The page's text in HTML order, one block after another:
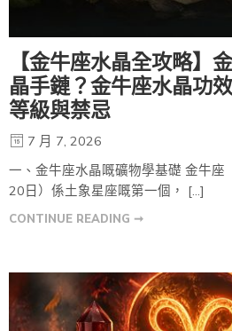
【金牛座水晶全攻略】
晶手鏈？金牛座水晶功
等級與禁忌
7 月 7, 2026
一、金牛座水晶嘅礦物學基礎 金牛座
20日）係土象星座嘅第一個， […]
CONTINUE READING ➞